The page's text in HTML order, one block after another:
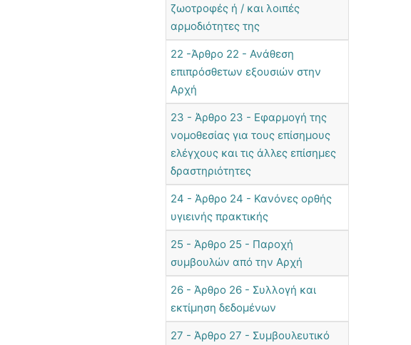
ζωοτροφές ή / και λοιπές
αρμοδιότητες της
22 -Άρθρο 22 - Ανάθεση
επιπρόσθετων εξουσιών στην
Αρχή
23 - Άρθρο 23 - Εφαρμογή της
νομοθεσίας για τους επίσημους
ελέγχους και τις άλλες επίσημες
δραστηριότητες
24 - Άρθρο 24 - Κανόνες ορθής
υγιεινής πρακτικής
25 - Άρθρο 25 - Παροχή
συμβουλών από την Αρχή
26 - Άρθρο 26 - Συλλογή και
εκτίμηση δεδομένων
27 - Άρθρο 27 - Συμβουλευτικό